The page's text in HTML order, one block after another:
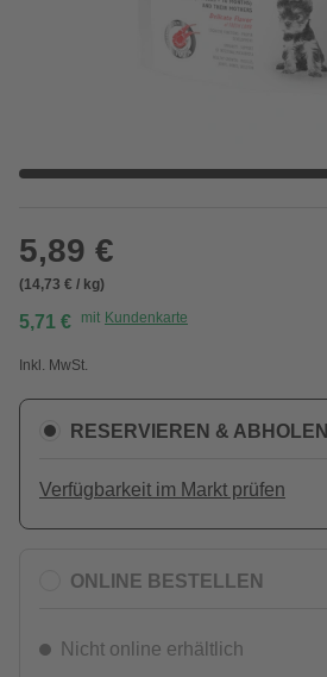
5,89 €
(14,73 € / kg)
5,71 € mit Kundenkarte
Inkl. MwSt.
RESERVIEREN & ABHOLEN
Verfügbarkeit im Markt prüfen
ONLINE BESTELLEN
Nicht online erhältlich